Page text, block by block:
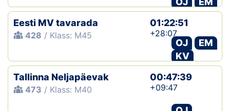
Eesti MV tavarada
428 / Klass: M45
01:22:51
+28:07
OJ
EM
KV
Tallinna Neljapäevak
473 / Klass: M40
00:47:39
+09:47